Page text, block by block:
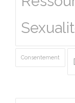
Consentement